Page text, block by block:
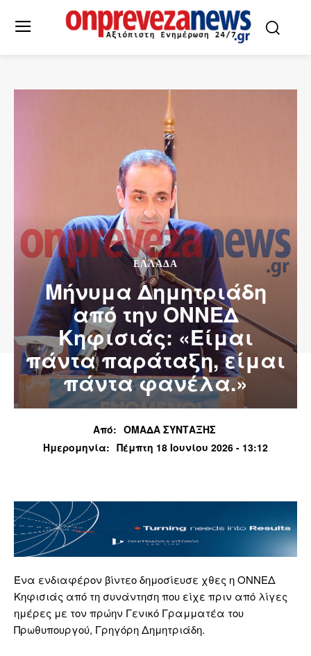
ΕΛΛΆΔΑ
Μήνυμα Δημητριάδη
από την ΟΝΝΕΔ
Κηφισιάς: «Είμαι
πάντα παράταξη, είμαι
πάντα φανέλα.»
Από: ΟΜΑΔΑ ΣΥΝΤΑΞΗΣ
Ημερομηνία: Πέμπτη 18 Ιουνίου 2026 - 13:12
Ένα ενδιαφέρον βίντεο δημοσίευσε χθες η ΟΝΝΕΔ
Κηφισιάς από τη συνάντηση που είχε πριν από λίγες
ημέρες με τον πρώην Γενικό Γραμματέα του
Πρωθυπουργού, Γρηγόρη Δημητριάδη.